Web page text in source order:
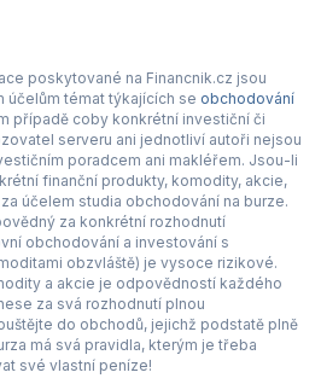
poskytované na Financnik.cz jsou
účelům témat týkajících se obchodování
případě coby konkrétní investiční či
serveru ani jednotliví autoři nejsou
poradcem ani makléřem. Jsou-li
finanční produkty, komodity, akcie,
účelem studia obchodování na burze.
za konkrétní rozhodnutí
obchodování a investování s
obzvláště) je vysoce rizikové.
a akcie je odpovědností každého
za svá rozhodnutí plnou
do obchodů, jejichž podstatě plně
má svá pravidla, kterým je třeba
své vlastní peníze!